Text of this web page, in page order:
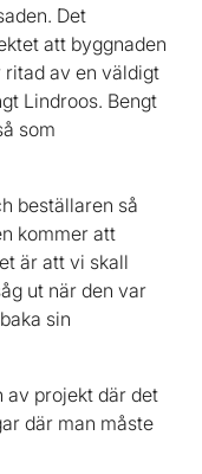
Det
att byggnaden
ritad av en väldigt
Lindroos. Bengt
som
beställaren så
kommer att
är att vi skall
ut när den var
sin
av projekt där det
där man måste